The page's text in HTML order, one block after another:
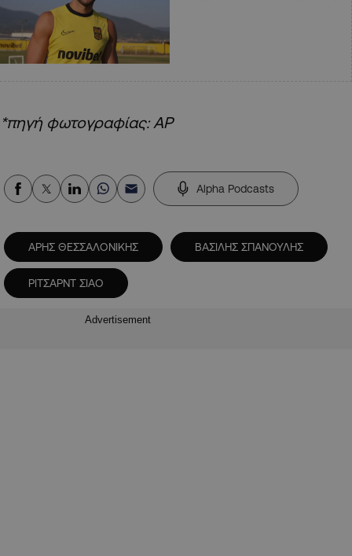
*πηγή φωτογραφίας: AP
Alpha Podcasts
ΑΡΗΣ ΘΕΣΣΑΛΟΝΙΚΗΣ ΒΑΣΙΛΗΣ ΣΠΑΝΟΥΛΗΣ
ΡΙΤΣΑΡΝΤ ΣΙΑΟ
Advertisement